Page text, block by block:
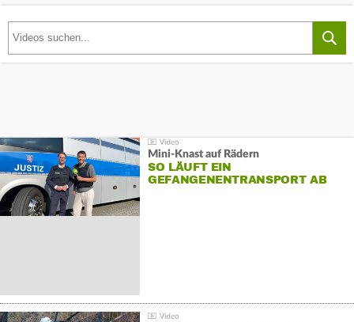
Mini-Knast auf Rädern
SO LÄUFT EIN
GEFANGENENTRANSPORT AB